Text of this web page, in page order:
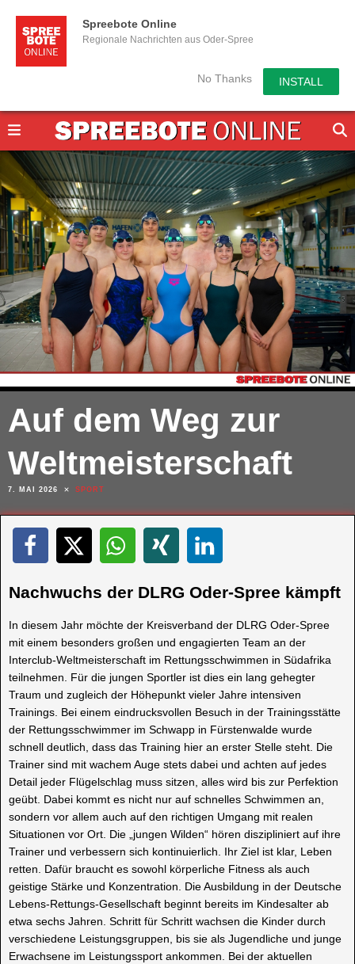
Spreebote Online
Regionale Nachrichten aus Oder-Spree
No Thanks INSTALL
Auf dem Weg zur
Weltmeisterschaft
7. MAI 2026 SPORT
Nachwuchs der DLRG Oder-Spree kämpft
In diesem Jahr möchte der Kreisverband der DLRG Oder-Spree
mit einem besonders großen und engagierten Team an der
Interclub-Weltmeisterschaft im Rettungsschwimmen in Südafrika
teilnehmen. Für die jungen Sportler ist dies ein lang gehegter
Traum und zugleich der Höhepunkt vieler Jahre intensiven
Trainings. Bei einem eindrucksvollen Besuch in der Trainingsstätte
der Rettungsschwimmer im Schwapp in Fürstenwalde wurde
schnell deutlich, dass das Training hier an erster Stelle steht. Die
Trainer sind mit wachem Auge stets dabei und achten auf jedes
Detail jeder Flügelschlag muss sitzen, alles wird bis zur Perfektion
geübt. Dabei kommt es nicht nur auf schnelles Schwimmen an,
sondern vor allem auch auf den richtigen Umgang mit realen
Situationen vor Ort. Die „jungen Wilden“ hören diszipliniert auf ihre
Trainer und verbessern sich kontinuierlich. Ihr Ziel ist klar, Leben
retten. Dafür braucht es sowohl körperliche Fitness als auch
geistige Stärke und Konzentration. Die Ausbildung in der Deutsche
Lebens-Rettungs-Gesellschaft beginnt bereits im Kindesalter ab
etwa sechs Jahren. Schritt für Schritt wachsen die Kinder durch
verschiedene Leistungsgruppen, bis sie als Jugendliche und junge
Erwachsene im Leistungssport ankommen. Bei der aktuellen